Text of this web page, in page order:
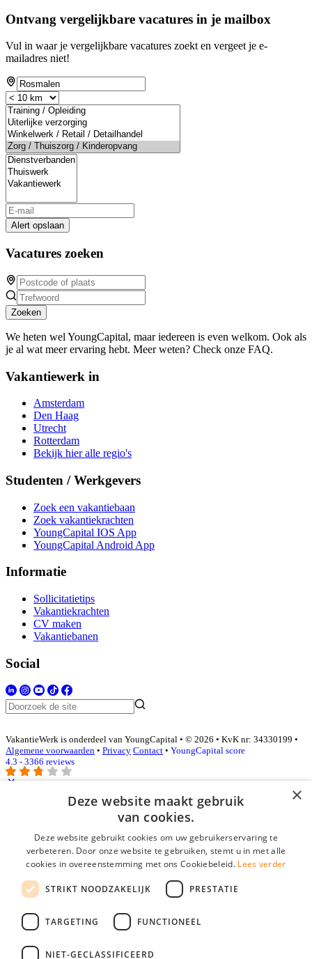
Ontvang vergelijkbare vacatures in je mailbox
Vul in waar je vergelijkbare vacatures zoekt en vergeet je e-
mailadres niet!
Alert opslaan
Vacatures zoeken
Zoeken
We heten wel YoungCapital, maar iedereen is even welkom. Ook als
je al wat meer ervaring hebt. Meer weten? Check onze FAQ.
Vakantiewerk in
Amsterdam
Den Haag
Utrecht
Rotterdam
Bekijk hier alle regio's
Studenten / Werkgevers
Zoek een vakantiebaan
Zoek vakantiekrachten
YoungCapital IOS App
YoungCapital Android App
Informatie
Sollicitatietips
Vakantiekrachten
CV maken
Vakantiebanen
Social
VakantieWerk is onderdeel van YoungCapital • © 2026 • KvK nr: 34330199 •
Algemene voorwaarden • Privacy Contact • YoungCapital score
4.3 - 3366 reviews
E-mail*
Wachtwoord
login gegevens onthouden
login
Bedrijf aanmelden
×
Deze website maakt gebruik
van cookies.
Deze website gebruikt cookies om uw gebruikerservaring te
verbeteren. Door onze website te gebruiken, stemt u in met alle
cookies in overeenstemming met ons Cookiebeleid. Lees verder
STRIKT NOODZAKELIJK PRESTATIE
TARGETING FUNCTIONEEL
NIET-GECLASSIFICEERD